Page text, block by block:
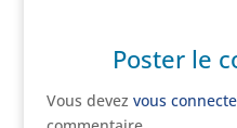
Poster le
Vous devez vous